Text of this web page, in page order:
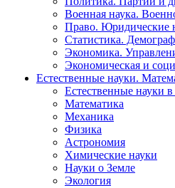
Военная наука.
Право. Юридические
Статистика.
Экономика.
Экономическая и
Естественные науки.
Естественные науки
Математика
Механика
Физика
Астрономия
Химические науки
Науки о Земле
Экология